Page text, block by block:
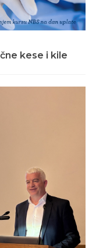
kese i kile